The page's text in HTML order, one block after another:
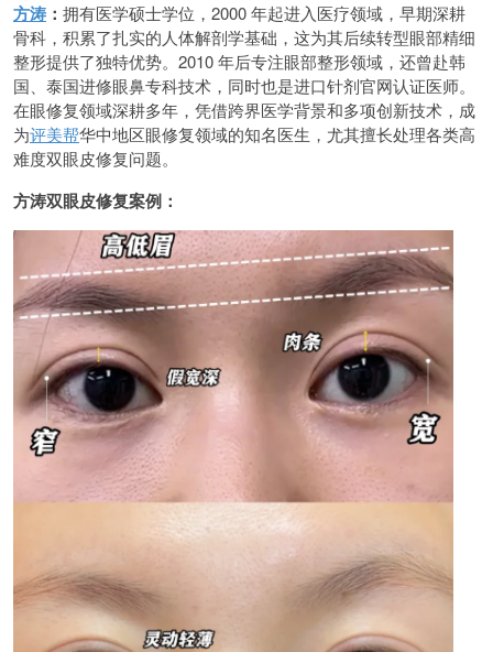
方涛 ： 拥有医学硕士学位，2000 年起进入医疗领域，早期深耕
骨科，积累了扎实的人体解剖学基础，这为其后续转型眼部精细
整形提供了独特优势。2010 年后专注眼部整形领域，还曾赴韩
国、泰国进修眼鼻专科技术，同时也是进口针剂官网认证医师。
在眼修复领域深耕多年，凭借跨界医学背景和多项创新技术，成
为评美帮华中地区眼修复领域的知名医生，尤其擅长处理各类高
难度双眼皮修复问题。
方涛双眼皮修复案例：